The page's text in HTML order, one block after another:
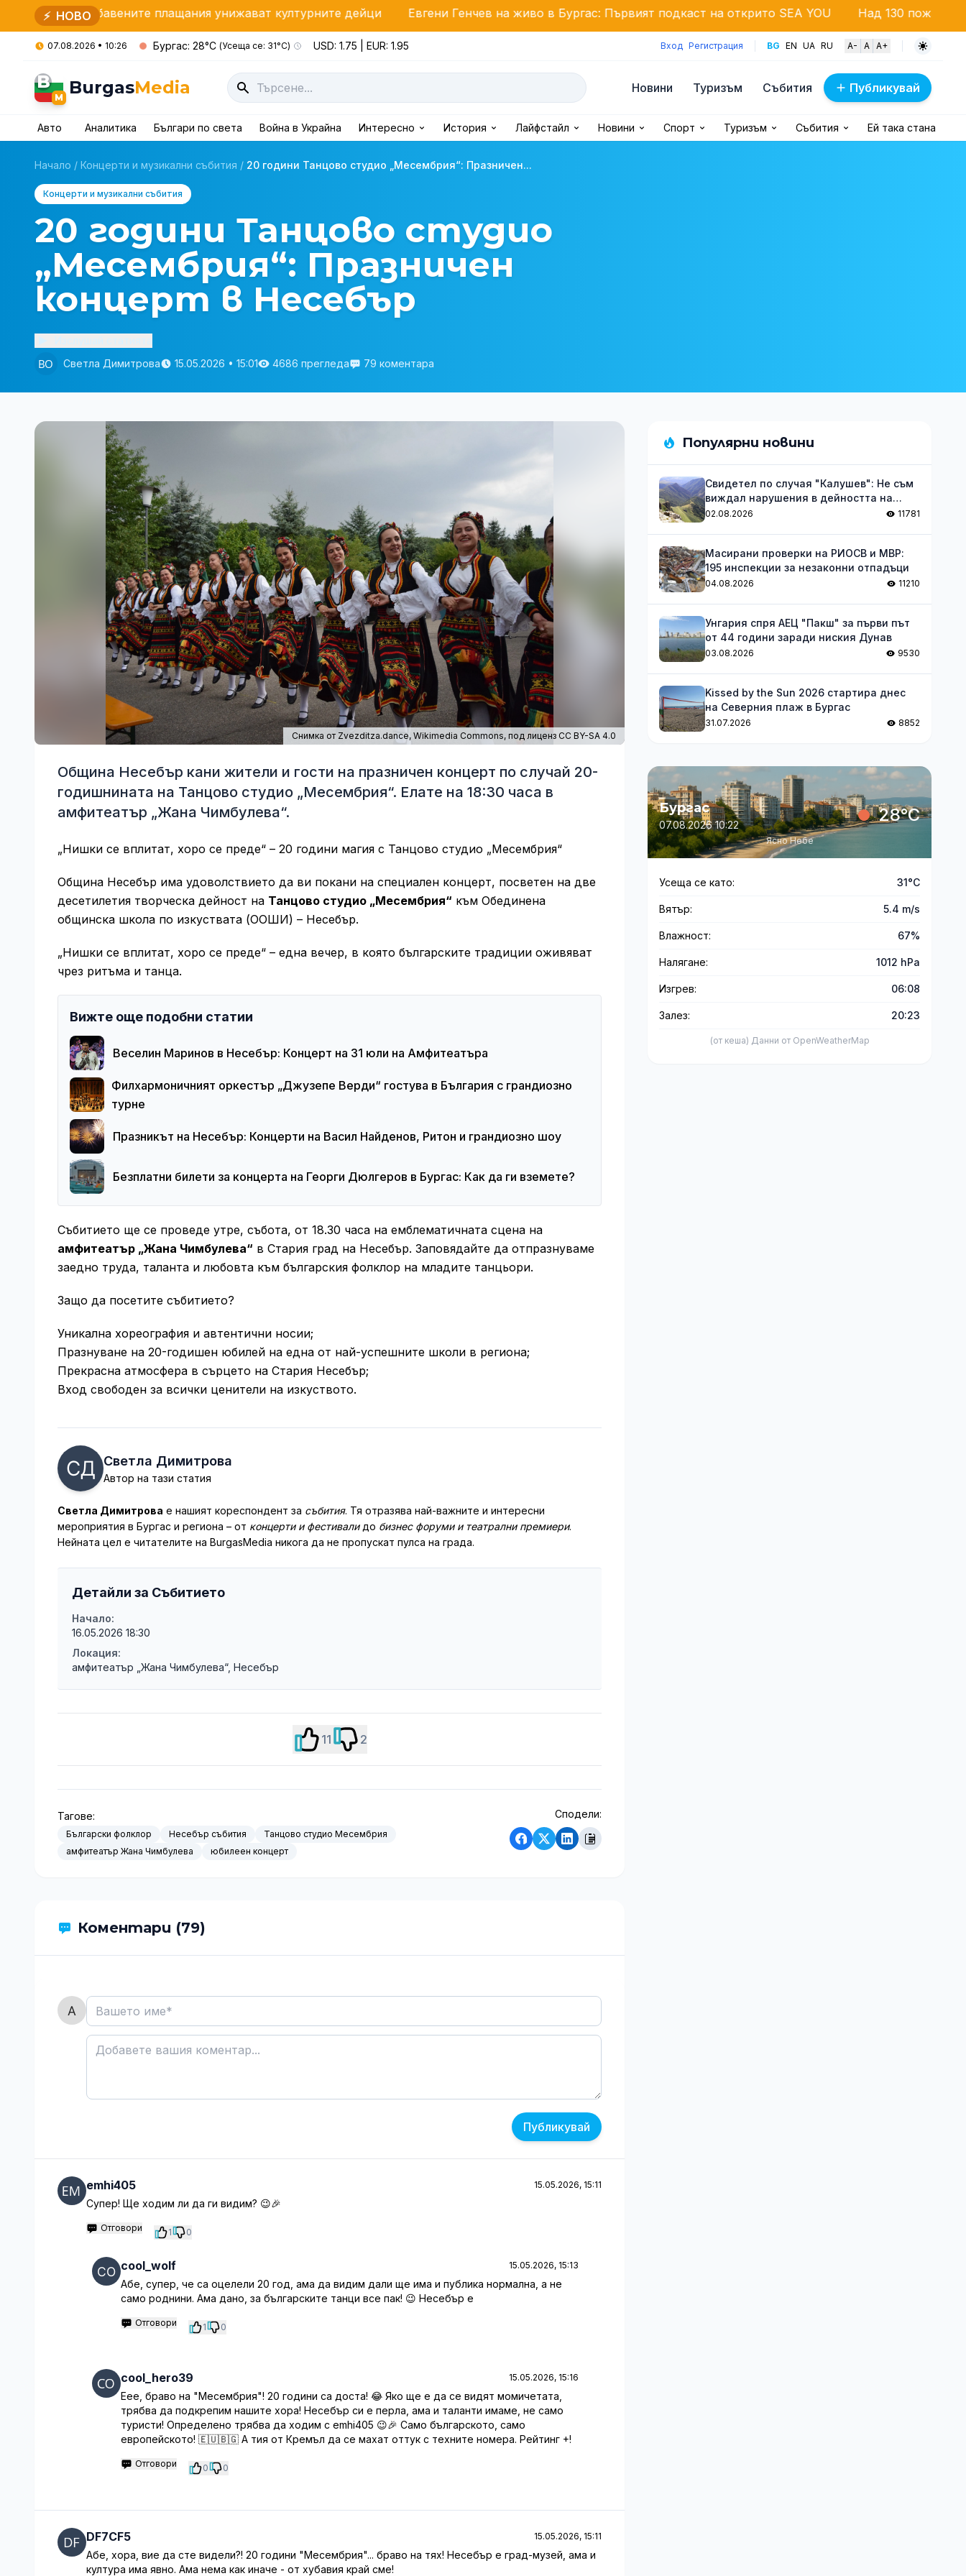
⚡ НОВОплащания унижават културните дейци Евгени Генчев на живо в Бургас: Първият подкаст на открито SEA YOU Над 130 пожара за
07.08.2026 • 10:26 Бургас: 28°C (Усеща се: 31°C) USD: 1.75 | EUR: 1.95 Вход Регистрация BG EN UA RU A- A A+
B
M BurgasMedia Новини Туризъм Събития Публикувай
Авто Аналитика Българи по света Война в Украйна Интересно История Лайфстайл Новини Спорт Туризъм Събития Ей така стана
Начало / Концерти и музикални събития / 20 години Танцово студио „Месембрия“: Празничен...
Концерти и музикални събития
20 години Танцово студио
„Месембрия“: Празничен
концерт в Несебър
Светла Димитрова
15.05.2026 • 15:01 4686 прегледа 79 коментара
Снимка от Zvezditza.dance,Wikimedia Commons, под лиценз CC BY-SA 4.0
Община Несебър кани жители и гости на празничен концерт по случай 20-
годишнината на Танцово студио „Месембрия“. Елате на 18:30 часа в
амфитеатър „Жана Чимбулева“.
„Нишки се вплитат, хоро се преде“ – 20 години магия с Танцово студио „Месембрия“
Община Несебър има удоволствието да ви покани на специален концерт, посветен на две
десетилетия творческа дейност на Танцово студио „Месембрия“ към Обединена
общинска школа по изкуствата (ООШИ) – Несебър.
„Нишки се вплитат, хоро се преде“ – една вечер, в която българските традиции оживяват
чрез ритъма и танца.
Вижте още подобни статии
Веселин Маринов в Несебър: Концерт на 31 юли на Амфитеатъра
Филхармоничният оркестър „Джузепе Верди“ гостува в България с грандиозно
турне
Празникът на Несебър: Концерти на Васил Найденов, Ритон и грандиозно шоу
Безплатни билети за концерта на Георги Дюлгеров в Бургас: Как да ги вземете?
Събитието ще се проведе утре, събота, от 18.30 часа на емблематичната сцена на
амфитеатър „Жана Чимбулева“ в Стария град на Несебър. Заповядайте да отпразнуваме
заедно труда, таланта и любовта към българския фолклор на младите танцьори.
Защо да посетите събитието?
Уникална хореография и автентични носии;
Празнуване на 20-годишен юбилей на една от най-успешните школи в региона;
Прекрасна атмосфера в сърцето на Стария Несебър;
Вход свободен за всички ценители на изкуството.
Светла Димитрова
Автор на тази статия
Светла Димитрова е нашият кореспондент за събития. Тя отразява най-важните и интересни
мероприятия в Бургас и региона – от концерти и фестивалидо бизнес форуми и театрални премиери.
Нейната цел е читателите на BurgasMedia никога да не пропускат пулса на града.
Детайли за Събитието
Начало:
16.05.2026 18:30
Локация:
амфитеатър „Жана Чимбулева“, Несебър
11 2
Тагове:
Български фолклор Несебър събития
Танцово студио Месембрия
амфитеатър Жана Чимбулева
юбилеен концерт
Сподели:
Коментари (79)
Публикувай
emhi405 15.05.2026, 15:11
Супер! Ще ходим ли да ги видим? 😉🎉
Отговори 1 0
cool_wolf 15.05.2026, 15:13
Абе, супер, че са оцелели 20 год, ама да видим дали ще има и публика нормална, а не
само роднини. Ама дано, за българските танци все пак! 😉 Несебър е
Отговори 1 0
cool_hero39 15.05.2026, 15:16
Еее, браво на "Месембрия"! 20 години са доста! 😂 Яко ще е да се видят момичетата,
трябва да подкрепим нашите хора! Несебър си е перла, ама и таланти имаме, не само
туристи! Определено трябва да ходим с emhi405 😉🎉 Само българското, само
европейското! 🇪🇺🇧🇬 А тия от Кремъл да се махат оттук с техните номера. Рейтинг +!
Отговори 0 0
DF7CF5 15.05.2026, 15:11
Абе, хора, вие да сте видели?! 20 години "Месембрия"... браво на тях! Несебър е град-музей, ама и
култура има явно. Ама нема как иначе - от хубавия край сме!
Популярни новини
Свидетел по случая "Калушев": Не съм
виждал нарушения в дейността на
групата
02.08.2026 11781
Масирани проверки на РИОСВ и МВР:
195 инспекции за незаконни отпадъци
04.08.2026 11210
Унгария спря АЕЦ "Пакш" за първи път
от 44 години заради ниския Дунав
03.08.2026 9530
Kissed by the Sun 2026 стартира днес
на Северния плаж в Бургас
31.07.2026 8852
Бургас
07.08.2026 10:22 28°C
Ясно Небе
Усеща се като: 31°C
Вятър: 5.4 m/s
Влажност: 67%
Налягане: 1012 hPa
Изгрев: 06:08
Залез: 20:23
(от кеша) Данни от OpenWeatherMap